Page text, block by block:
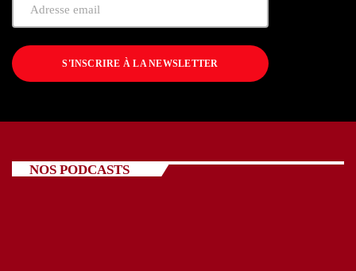
S'INSCRIRE À LA NEWSLETTER
NOS PODCASTS